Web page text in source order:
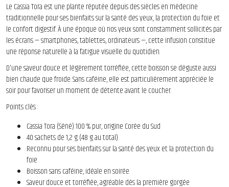
Le Cassia Tora est une plante réputée depuis des siècles en médecine
traditionnelle pour ses bienfaits sur la santé des yeux, la protection du foie et
le confort digestif. À une époque où nos yeux sont constamment sollicités par
les écrans — smartphones, tablettes, ordinateurs —, cette infusion constitue
une réponse naturelle à la fatigue visuelle du quotidien.
D'une saveur douce et légèrement torréfiée, cette boisson se déguste aussi
bien chaude que froide. Sans caféine, elle est particulièrement appréciée le
soir pour favoriser un moment de détente avant le coucher.
Points clés :
Cassia Tora (Séné) 100 % pur, origine Corée du Sud
40 sachets de 1,2 g (48 g au total)
Reconnu pour ses bienfaits sur la santé des yeux et la protection du
foie
Boisson sans caféine, idéale en soirée
Saveur douce et torréfiée, agréable dès la première gorgée